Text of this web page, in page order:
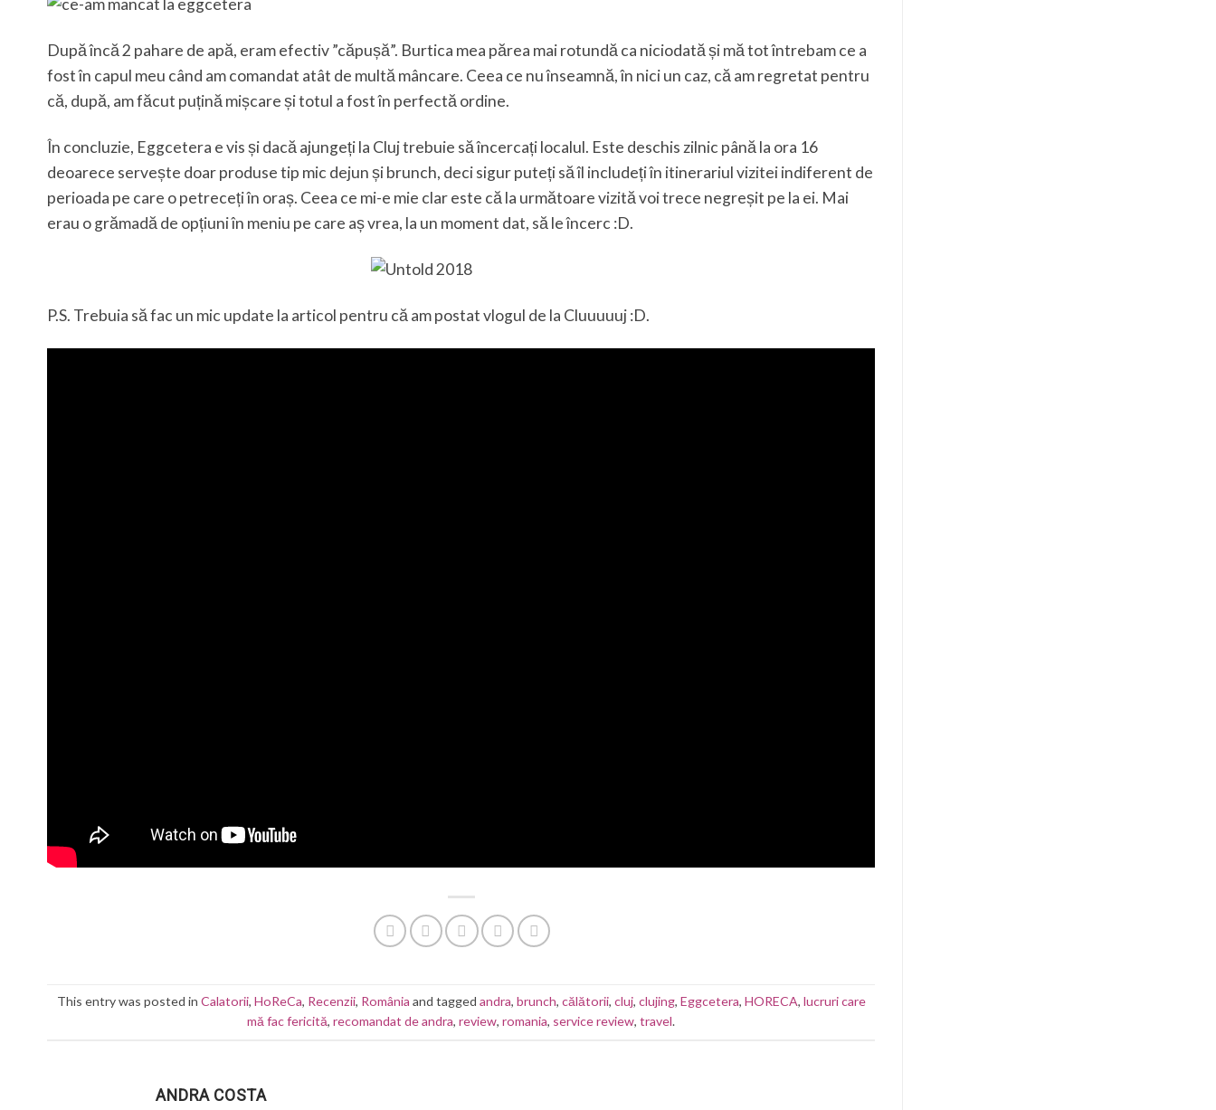
După încă 2 pahare de apă, eram efectiv ”căpușă”. Burtica mea părea mai rotundă ca niciodată și mă tot întrebam ce a
fost în capul meu când am comandat atât de multă mâncare. Ceea ce nu înseamnă, în nici un caz, că am regretat pentru
că, după, am făcut puțină mișcare și totul a fost în perfectă ordine.
În concluzie, Eggcetera e vis și dacă ajungeți la Cluj trebuie să încercați localul. Este deschis zilnic până la ora 16
deoarece servește doar produse tip mic dejun și brunch, deci sigur puteți să îl includeți în itinerariul vizitei indiferent de
perioada pe care o petreceți în oraș. Ceea ce mi-e mie clar este că la următoare vizită voi trece negreșit pe la ei. Mai
erau o grămadă de opțiuni în meniu pe care aș vrea, la un moment dat, să le încerc :D.
P.S. Trebuia să fac un mic update la articol pentru că am postat vlogul de la Cluuuuuj :D.
This entry was posted in Calatorii, HoReCa, Recenzii, România and tagged andra, brunch, călătorii, cluj, clujing, Eggcetera, HORECA, lucruri care
mă fac fericită, recomandat de andra, review, romania, service review, travel.
ANDRA COSTA